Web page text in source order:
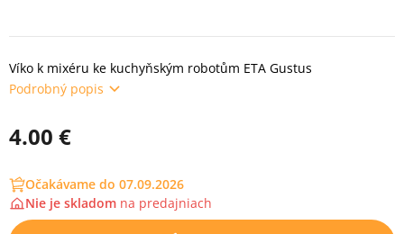
Víko k mixéru ke kuchyňským robotům ETA Gustus
Podrobný popis
4.00 €
Očakávame do 07.09.2026
Nie je skladom na predajniach